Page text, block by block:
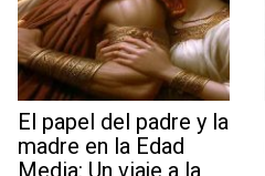
El papel del padre y la
madre en la Edad
Media: Un viaje a la